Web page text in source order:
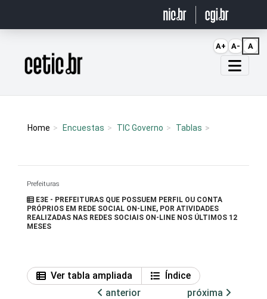
Página inicial
Home Encuestas TIC Governo Tablas
Prefeituras
E3E - PREFEITURAS QUE POSSUEM PERFIL OU CONTA
PRÓPRIOS EM REDE SOCIAL ON-LINE, POR ATIVIDADES
REALIZADAS NAS REDES SOCIAIS ON-LINE NOS ÚLTIMOS 12
MESES
Ver tabla ampliada
Índice
anterior
próxima
A+ A- A